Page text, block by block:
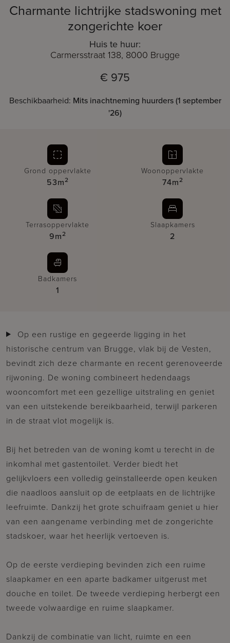
Charmante lichtrijke stadswoning met
zongerichte koer
Huis te huur:
Carmersstraat 138, 8000 Brugge
€ 975
Beschikbaarheid: Mits inachtneming huurders (1 september
'26)
Grond oppervlakte
53m2
Woonoppervlakte
74m2
Terrasoppervlakte
9m2
Slaapkamers
2
Badkamers
1
historische centrum van Brugge, vlak bij de Vesten,
bevindt zich deze charmante en recent gerenoveerde
rijwoning. De woning combineert hedendaags
wooncomfort met een gezellige uitstraling en geniet
van een uitstekende bereikbaarheid, terwijl parkeren
in de straat vlot mogelijk is.
Bij het betreden van de woning komt u terecht in de
inkomhal met gastentoilet. Verder biedt het
gelijkvloers een volledig geïnstalleerde open keuken
die naadloos aansluit op de eetplaats en de lichtrijke
leefruimte. Dankzij het grote schuifraam geniet u hier
van een aangename verbinding met de zongerichte
stadskoer, waar het heerlijk vertoeven is.
Op de eerste verdieping bevinden zich een ruime
slaapkamer en een aparte badkamer uitgerust met
douche en toilet. De tweede verdieping herbergt een
tweede volwaardige en ruime slaapkamer.
Dankzij de combinatie van licht, ruimte en een